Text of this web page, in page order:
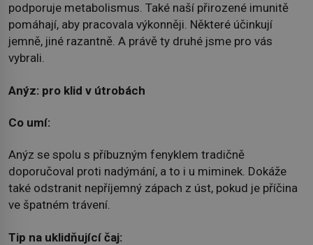
podporuje metabolismus. Také naší přirozené imunitě
pomáhají, aby pracovala výkonněji. Některé účinkují
jemně, jiné razantně. A právě ty druhé jsme pro vás
vybrali.
Anýz: pro klid v útrobách
Co umí:
Anýz se spolu s příbuzným fenyklem tradičně
doporučoval proti nadýmání, a to i u miminek. Dokáže
také odstranit nepříjemný zápach z úst, pokud je příčina
ve špatném trávení.
Tip na uklidňující čaj: